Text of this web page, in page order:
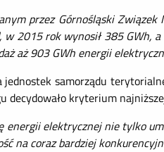
przez Górnośląski
w 2015 rok wynosił385 GWh,
aż 903 GWh energii
samorządu
decydowało kryterium
elektrycznej nie tylko
na coraz bardziej